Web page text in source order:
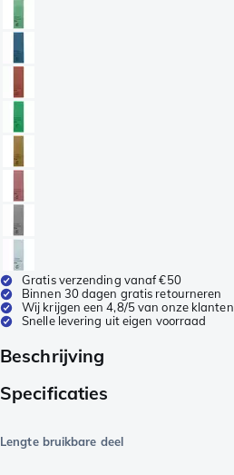
Gratis verzending vanaf €50
Binnen 30 dagen gratis retourneren
Wij krijgen een 4,8/5 van onze klanten
Snelle levering uit eigen voorraad
Beschrijving
Specificaties
Lengte bruikbare deel